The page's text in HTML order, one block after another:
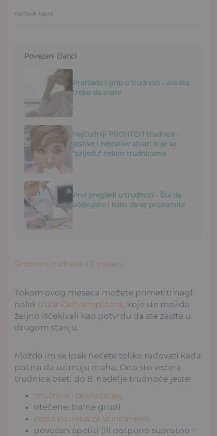
nastavak ispod
Povezani članci
Prehlada i grip u trudnoći - sve šta
treba da znate
Najčudniji PROHTEVI trudnica -
jestive i nejestive stvari koje se
"prijedu" nekim trudnicama
Prvi pregledi u trudnoći - Šta da
očekujete i kako da se pripremite
Simptomi trudnoće u 2. mesecu
Tokom ovog meseca možete primetiti nagli
nalet trudničkih simptoma, koje ste možda
željno iščekivali kao potvrdu da ste zaista u
drugom stanju.
Možda im se ipak nećete toliko radovati kada
počnu da uzimaju maha. Ono što većina
trudnica oseti do 8. nedelje trudnoće jeste:
mučnina i povraćanje,
otečene, bolne grudi
česta potreba za uriniranjem
povećan apetiti (ili potpuno suprotno -